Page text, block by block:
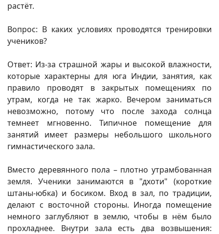
растёт.
Вопрос: В каких условиях проводятся тренировки
учеников?
Ответ: Из-за страшной жары и высокой влажности,
которые характерны для юга Индии, занятия, как
правило проводят в закрытых помещениях по
утрам, когда не так жарко. Вечером заниматься
невозможно, потому что после захода солнца
темнеет мгновенно. Типичное помещение для
занятий имеет размеры небольшого школьного
гимнастического зала.
Вместо деревянного пола – плотно утрамбованная
земля. Ученики занимаются в "дхоти" (короткие
штаны-юбка) и босиком. Вход в зал, по традиции,
делают с восточной стороны. Иногда помещение
немного заглубляют в землю, чтобы в нём было
прохладнее. Внутри зала есть два возвышения: